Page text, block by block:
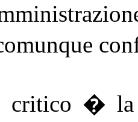
critico � la